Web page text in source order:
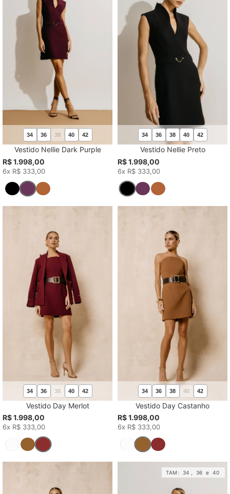
34 36 38 40 42
Vestido Nellie Dark Purple
R$ 1.998,00
6x R$ 333,00
34 36 38 40 42
Vestido Nellie Preto
R$ 1.998,00
6x R$ 333,00
34 36 38 40 42
Vestido Day Merlot
R$ 1.998,00
6x R$ 333,00
34 36 38 40 42
Vestido Day Castanho
R$ 1.998,00
6x R$ 333,00
TAM: 34 36 e 40